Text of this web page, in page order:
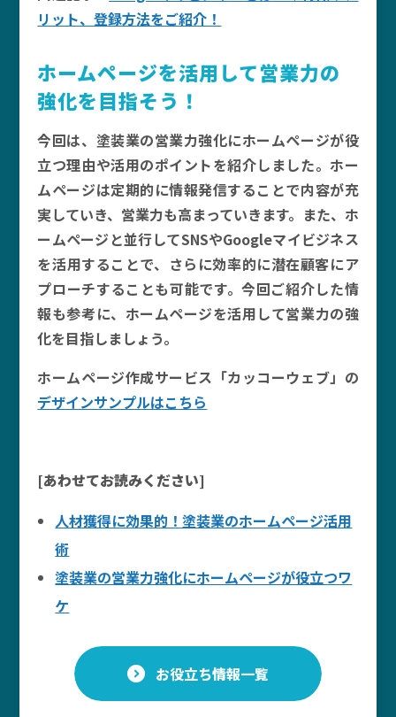
リット、登録方法をご紹介！
ホームページを活用して営業力の
強化を目指そう！
今回は、塗装業の営業力強化にホームページが役
立つ理由や活用のポイントを紹介しました。ホー
ムページは定期的に情報発信することで内容が充
実していき、営業力も高まっていきます。また、ホ
ームページと並行してSNSやGoogleマイビジネス
を活用することで、さらに効率的に潜在顧客にア
プローチすることも可能です。今回ご紹介した情
報も参考に、ホームページを活用して営業力の強
化を目指しましょう。
ホームページ作成サービス「カッコーウェブ」の
デザインサンプルはこちら
[あわせてお読みください]
人材獲得に効果的！塗装業のホームページ活用
術
塗装業の営業力強化にホームページが役立つワ
ケ
お役立ち情報一覧